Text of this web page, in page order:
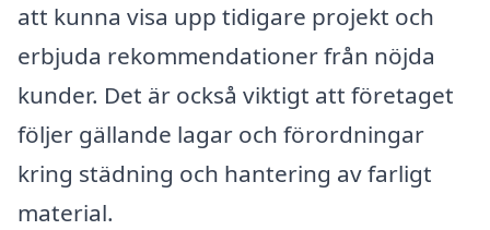
att kunna visa upp tidigare projekt och
erbjuda rekommendationer från nöjda
kunder. Det är också viktigt att företaget
följer gällande lagar och förordningar
kring städning och hantering av farligt
material.